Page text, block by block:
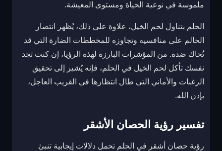
ملموسة في نوعية الحياة ومستوى المعيشة.
الحلم بتناول لحم الخيل، علاوة على ذلك، يُظهر انتصار
الحالم على منافسيه وتجاوزه للمخططات الضارة التي قد
تُحاك ضده. من المؤشرات البارزة لهذه الرؤيا، إن كنت تجد
نفسك تأكل لحم الخيل في الحلم، فإنه يُشير إلى تحقيق
الرغبات والأماني التي طال انتظارها في القريب العاجل،
بإذن الله.
تفسير رؤية الحصان الأشقر
رؤية حصان أشقر في الحلم تحمل دلالات إيجابية تنبئ